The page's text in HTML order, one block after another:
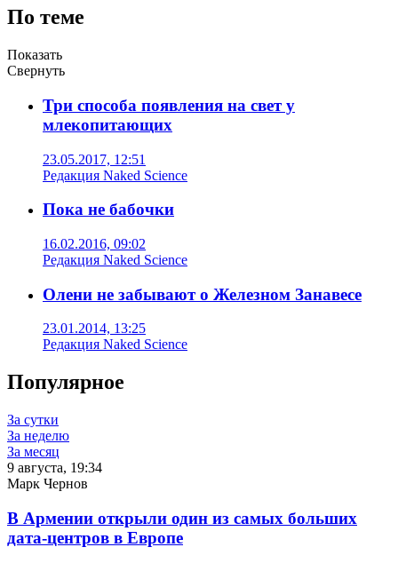
По теме
Показать
Свернуть
Три способа появления на свет у
млекопитающих
23.05.2017, 12:51
Редакция Naked Science
Пока не бабочки
16.02.2016, 09:02
Редакция Naked Science
Олени не забывают о Железном Занавесе
23.01.2014, 13:25
Редакция Naked Science
Популярное
За сутки
За неделю
За месяц
9 августа, 19:34
Марк Чернов
В Армении открыли один из самых больших
дата-центров в Европе